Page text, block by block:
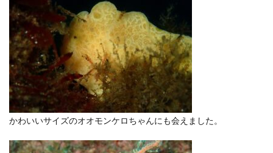
かわいいサイズのオオモンケロちゃんにも会えました。